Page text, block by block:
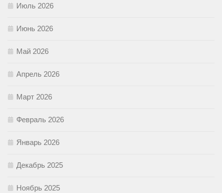
Июль 2026
Июнь 2026
Май 2026
Апрель 2026
Март 2026
Февраль 2026
Январь 2026
Декабрь 2025
Ноябрь 2025